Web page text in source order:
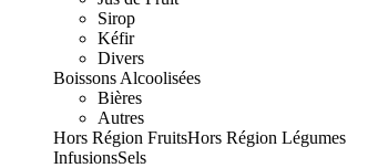
Sirop
Kéfir
Divers
Boissons Alcoolisées
Bières
Autres
Hors Région FruitsHors Région Légumes
InfusionsSels